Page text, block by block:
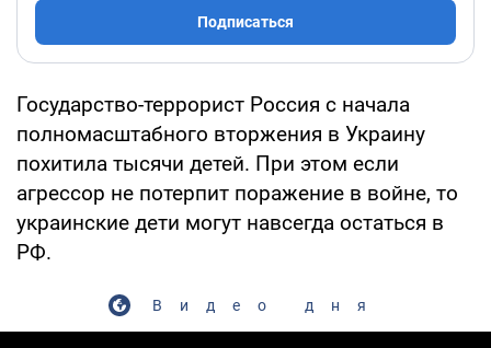
Подписаться
Государство-террорист Россия с начала
полномасштабного вторжения в Украину
похитила тысячи детей. При этом если
агрессор не потерпит поражение в войне, то
украинские дети могут навсегда остаться в
РФ.
Видео дня